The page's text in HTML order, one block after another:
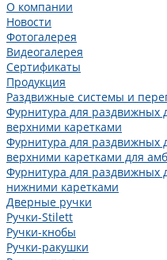
О компании
Новости
Фотогалерея
Видеогалерея
Сертификаты
Продукция
Раздвижные системы и
Фурнитура для раздвижных
верхними каретками
Фурнитура для раздвижных
верхними каретками для
Фурнитура для раздвижных
нижними каретками
Дверные ручки
Ручки-Stilett
Ручки-кнобы
Ручки-ракушки